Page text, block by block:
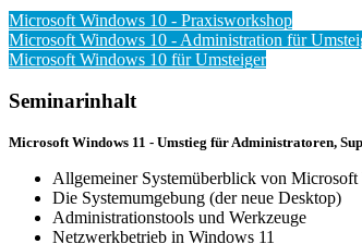
Microsoft Windows 10 - Praxisworkshop
Microsoft Windows 10 - Administration für
Microsoft Windows 10 für Umsteiger
Seminarinhalt
Microsoft Windows 11 - Umstieg für Administratoren,
Allgemeiner Systemüberblick von Microsoft
Die Systemumgebung (der neue Desktop)
Administrationstools und Werkzeuge
Netzwerkbetrieb in Windows 11